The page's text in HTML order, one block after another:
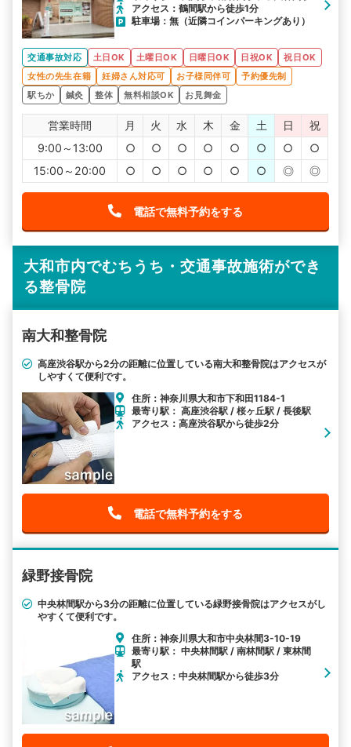
アクセス：鶴間駅から徒歩1分
駐車場：無（近隣コインパーキングあり）
交通事故対応 土日OK 土曜日OK 日曜日OK 日祝OK
祝日OK
女性の先生在籍
妊婦さん対応可 お子様同伴可
予約優先制
駅ちか
鍼灸 整体 無料相談OK お見舞金
営業時間 月 火 水 木 金 土 日
祝
9:00～13:00
○ ○ ○ ○ ○ ○ ○
○
15:00～20:00
○ ○ ○ ○ ○ ○ ◎ ◎
電話で無料予約をする
大和市内でむちうち・交通事故施術ができ
る整骨院
南大和整骨院
高座渋谷駅から2分の距離に位置している南大和整骨院はアクセスが
しやすくて便利です。
住所：神奈川県大和市下和田1184-1
最寄り駅： 高座渋谷駅 / 桜ヶ丘駅 / 長後駅
アクセス：高座渋谷駅から徒歩2分
電話で無料予約をする
緑野接骨院
中央林間駅から3分の距離に位置している緑野接骨院はアクセスがし
やすくて便利です。
住所：神奈川県大和市中央林間3-10-19
最寄り駅： 中央林間駅 / 南林間駅 / 東林間
駅
アクセス：中央林間駅から徒歩3分